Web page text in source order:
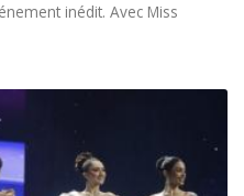
inédit. Avec Miss